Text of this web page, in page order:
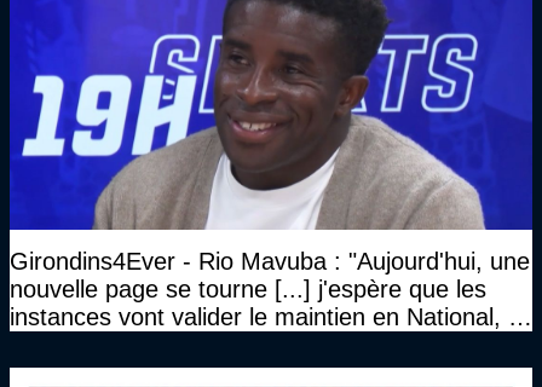
Girondins4Ever - Rio Mavuba : "Aujourd'hui, une
nouvelle page se tourne [...] j'espère que les
instances vont valider le maintien en National, et
haut niveau"